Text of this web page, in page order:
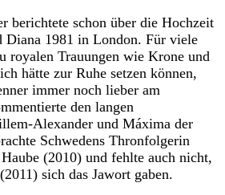
berichtete schon über die Hochzeit
Diana 1981 in London. Für viele
royalen Trauungen wie Krone und
hätte zur Ruhe setzen können,
immer noch lieber am
den langen
Alexander und Máxima der
Schwedens Thronfolgerin
(2010) und fehlte auch nicht,
sich das Jawort gaben.